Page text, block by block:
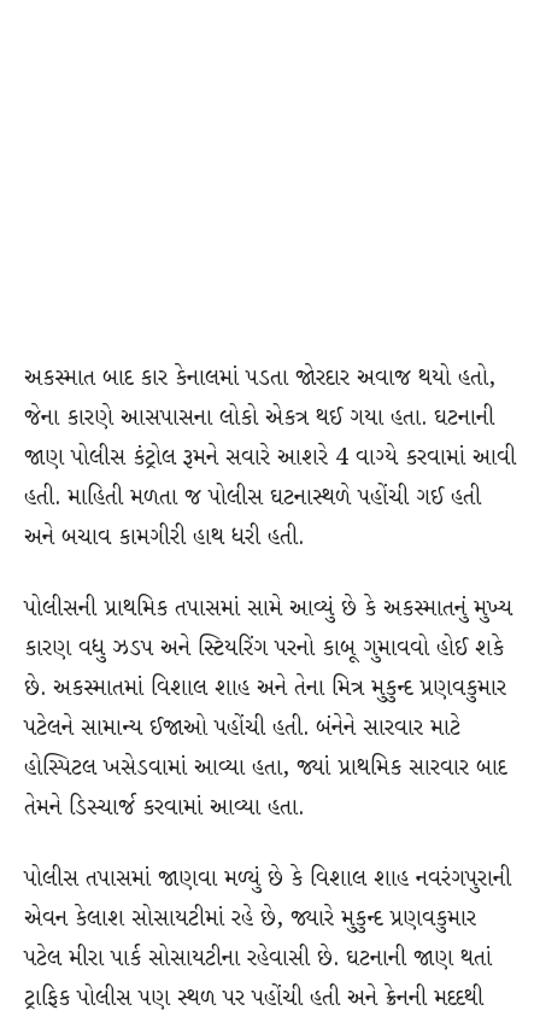
અકસ્માત બાદ કાર કેનાલમાં પડતા જોરદાર અવાજ થયો હતો,
જેના કારણે આસપાસના લોકો એકત્ર થઈ ગયા હતા. ઘટનાની
જાણ પોલીસ કંટ્રોલ રૂમને સવારે આશરે 4 વાગ્યે કરવામાં આવી
હતી. માહિતી મળતા જ પોલીસ ઘટનાસ્થળે પહોંચી ગઈ હતી
અને બચાવ કામગીરી હાથ ધરી હતી.
પોલીસની પ્રાથમિક તપાસમાં સામે આવ્યું છે કે અકસ્માતનું મુખ્ય
કારણ વધુ ઝડપ અને સ્ટિયરિંગ પરનો કાબૂ ગુમાવવો હોઈ શકે
છે. અકસ્માતમાં વિશાલ શાહ અને તેના મિત્ર મુકુન્દ પ્રણવકુમાર
પટેલને સામાન્ય ઈજાઓ પહોંચી હતી. બંનેને સારવાર માટે
હોસ્પિટલ ખસેડવામાં આવ્યા હતા, જ્યાં પ્રાથમિક સારવાર બાદ
તેમને ડિસ્ચાર્જ કરવામાં આવ્યા હતા.
પોલીસ તપાસમાં જાણવા મળ્યું છે કે વિશાલ શાહ નવરંગપુરાની
એવન કેલાશ સોસાયટીમાં રહે છે, જ્યારે મુકુન્દ પ્રણવકુમાર
પટેલ મીરા પાર્ક સોસાયટીના રહેવાસી છે. ઘટનાની જાણ થતાં
ટ્રાફિક પોલીસ પણ સ્થળ પર પહોંચી હતી અને ક્રેનની મદદથી